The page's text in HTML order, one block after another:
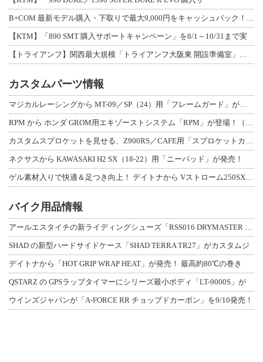
【KTM】「890 SMT 購入サポートキャンペーン」を8/1～10/31まで実
カスタムパーツ情報
ネクサスから KAWASAKI H2 SX（18-22）用「ニーパッド」が発売！
バイク用品情報
SHAD の新型ハードサイドケース「SHAD TERRA TR27」がカスタムジ
デイトナから「HOT GRIP WRAP HEAT」が発売！ 最高約80℃の巻き
QSTARZ の GPSラップタイマーにシリーズ最小ボディ「LT-9000S」が
ウインズジャパンが「A-FORCE RR チョップドカーボン」を9/10発売！